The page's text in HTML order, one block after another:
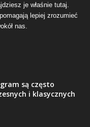
je właśnie tutaj.
lepiej zrozumieć
nas.
są często
i klasycznych